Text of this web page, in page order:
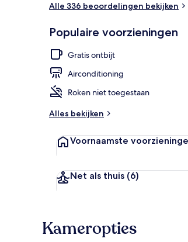
Alle 336 beoordelingen bekijken
Populaire voorzieningen
Gratis ontbijt
Airconditioning
Roken niet toegestaan
Alles bekijken
Voornaamste
Net als thuis (6)
Kameropties